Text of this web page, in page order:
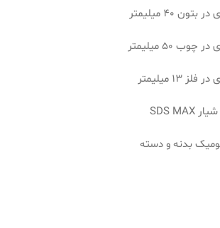
۴۰ میلیمتر
۵۰ میلیمتر
میلیمتر
بدنه و دسته